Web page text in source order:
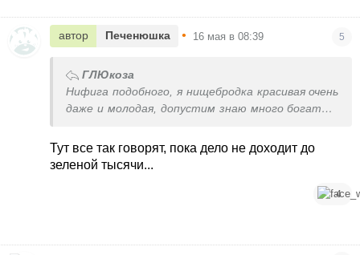
автор Печенюшка • 16 мая в 08:39 5
ГЛЮкоза
Нифига подобного, я нищебродка красивая очень
даже и молодая, допустим знаю много богатых,
Тут все так говорят, пока дело не доходит до
зеленой тысячи...
4